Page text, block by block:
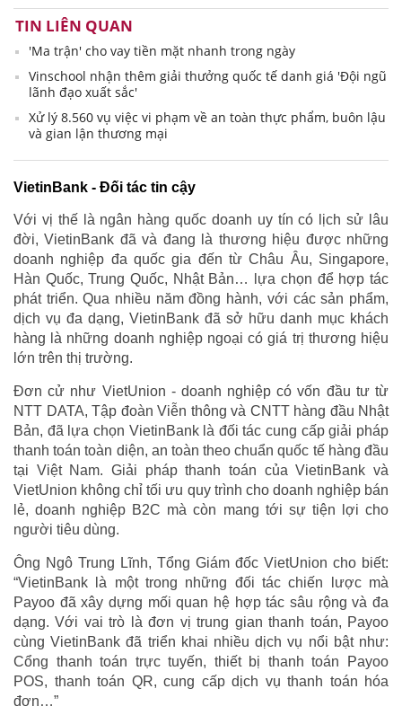
TIN LIÊN QUAN
'Ma trận' cho vay tiền mặt nhanh trong ngày
Vinschool nhận thêm giải thưởng quốc tế danh giá 'Đội ngũ
lãnh đạo xuất sắc'
Xử lý 8.560 vụ việc vi phạm về an toàn thực phẩm, buôn lậu
và gian lận thương mại
VietinBank - Đối tác tin cậy
Với vị thế là ngân hàng quốc doanh uy tín có lịch sử lâu
đời, VietinBank đã và đang là thương hiệu được những
doanh nghiệp đa quốc gia đến từ Châu Âu, Singapore,
Hàn Quốc, Trung Quốc, Nhật Bản… lựa chọn để hợp tác
phát triển. Qua nhiều năm đồng hành, với các sản phẩm,
dịch vụ đa dạng, VietinBank đã sở hữu danh mục khách
hàng là những doanh nghiệp ngoại có giá trị thương hiệu
lớn trên thị trường.
Đơn cử như VietUnion - doanh nghiệp có vốn đầu tư từ
NTT DATA, Tập đoàn Viễn thông và CNTT hàng đầu Nhật
Bản, đã lựa chọn VietinBank là đối tác cung cấp giải pháp
thanh toán toàn diện, an toàn theo chuẩn quốc tế hàng đầu
tại Việt Nam. Giải pháp thanh toán của VietinBank và
VietUnion không chỉ tối ưu quy trình cho doanh nghiệp bán
lẻ, doanh nghiệp B2C mà còn mang tới sự tiện lợi cho
người tiêu dùng.
Ông Ngô Trung Lĩnh, Tổng Giám đốc VietUnion cho biết:
“VietinBank là một trong những đối tác chiến lược mà
Payoo đã xây dựng mối quan hệ hợp tác sâu rộng và đa
dạng. Với vai trò là đơn vị trung gian thanh toán, Payoo
cùng VietinBank đã triển khai nhiều dịch vụ nổi bật như:
Cổng thanh toán trực tuyến, thiết bị thanh toán Payoo
POS, thanh toán QR, cung cấp dịch vụ thanh toán hóa
đơn…”